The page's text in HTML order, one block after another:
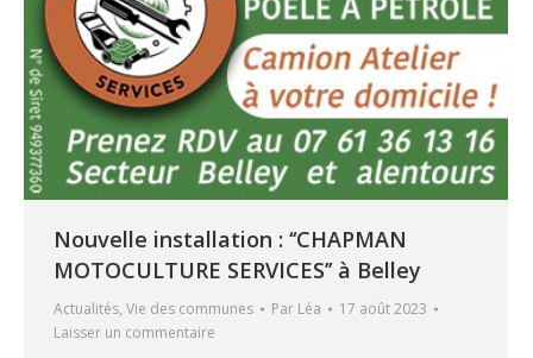
Nouvelle installation : ‘‘CHAPMAN
MOTOCULTURE SERVICES’’ à Belley
Actualités, Vie des communes Par Léa
17 août 2023
Laisser un commentaire